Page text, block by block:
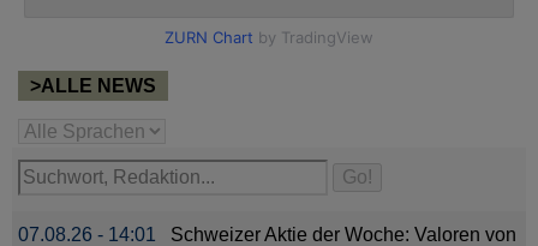
>ALLE NEWS
07.08.26 - 14:01
Schweizer Aktie der Woche: Valoren von